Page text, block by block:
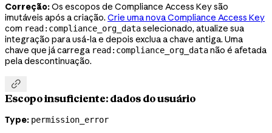
Correção:Os escopos de Compliance Access Key são
imutáveis após a criação. Crie uma nova Compliance Access Key
com read:compliance_org_dataselecionado, atualize sua
integração para usá-la e depois exclua a chave antiga. Uma
chave que já carrega read:compliance_org_datanão é afetada
pela descontinuação.

Escopo insuficiente: dados do usuário
Type: permission_error